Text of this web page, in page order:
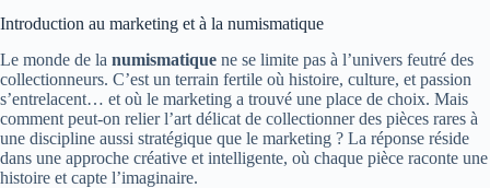
Introduction au marketing et à la numismatique
Le monde de la numismatique ne se limite pas à l’univers feutré des
collectionneurs. C’est un terrain fertile où histoire, culture, et passion
s’entrelacent… et où le marketing a trouvé une place de choix. Mais
comment peut-on relier l’art délicat de collectionner des pièces rares à
une discipline aussi stratégique que le marketing ? La réponse réside
dans une approche créative et intelligente, où chaque pièce raconte une
histoire et capte l’imaginaire.